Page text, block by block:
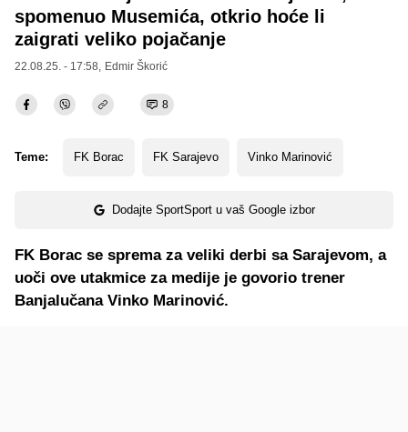
spomenuo Musemića, otkrio hoće li
zaigrati veliko pojačanje
22.08.25. - 17:58, Edmir Škorić
8
Teme: FK Borac FK Sarajevo Vinko Marinović
Dodajte SportSport u vaš Google izbor
FK Borac se sprema za veliki derbi sa Sarajevom, a
uoči ove utakmice za medije je govorio trener
Banjalučana Vinko Marinović.